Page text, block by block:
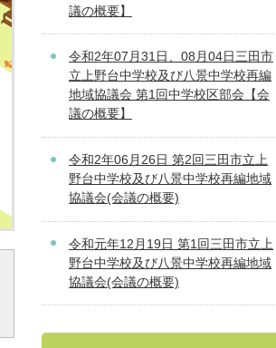
議の概要】
令和2年07月31日、08月04日三田市
立上野台中学校及び八景中学校再編
地域協議会 第1回中学校区部会【会
議の概要】
令和2年06月26日 第2回三田市立上
野台中学校及び八景中学校再編地域
協議会(会議の概要)
令和元年12月19日 第1回三田市立上
野台中学校及び八景中学校再編地域
協議会(会議の概要)